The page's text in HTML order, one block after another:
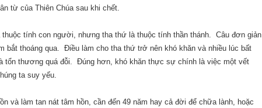
từ của Thiên Chúa sau khi chết.
thuộc tính con người, nhưng tha thứ là thuộc tính thần thánh. Câu đơn giản
bắt thoáng qua. Điều làm cho tha thứ trở nên khó khăn và nhiều lúc bất
tổn thương quá đỗi. Đúng hơn, khó khăn thực sự chính là việc một vết
ta suy yếu.
và làm tan nát tâm hồn, cần đến 49 năm hay cả đời để chữa lành, hoặc